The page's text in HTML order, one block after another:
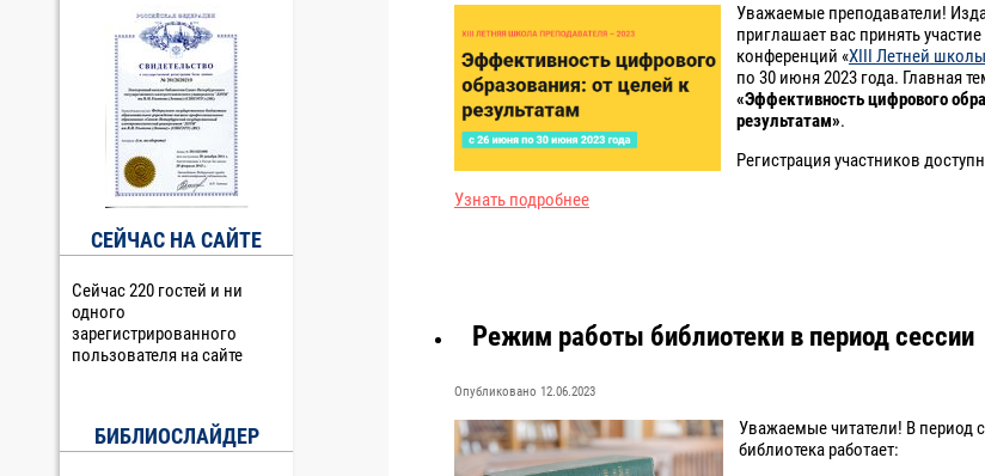
СЕЙЧАС НА САЙТЕ
Сейчас 220 гостей и ни
одного
зарегистрированного
пользователя на сайте
БИБЛИОСЛАЙДЕР
Уважаемые преподаватели!
приглашает вас принять
конференций «XIII Летней
по 30 июня 2023 года. Главная
«Эффективность цифрового
результатам».
Регистрация участников
Узнать подробнее
Режим работы библиотеки в период сессии
Опубликовано 12.06.2023
Уважаемые читатели! В период
библиотека работает: